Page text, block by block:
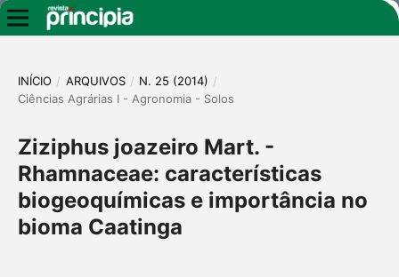
INÍCIO / ARQUIVOS / N. 25 (2014) /
Ciências Agrárias I - Agronomia - Solos
Ziziphus joazeiro Mart. -
Rhamnaceae: características
biogeoquímicas e importância no
bioma Caatinga